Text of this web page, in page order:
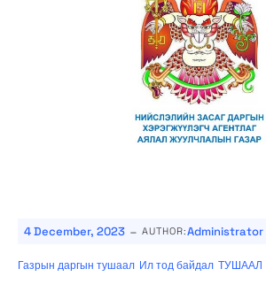
4 December, 2023 - AUTHOR:Administrator
Газрын даргын тушаал Ил тод байдал ТУШААЛ